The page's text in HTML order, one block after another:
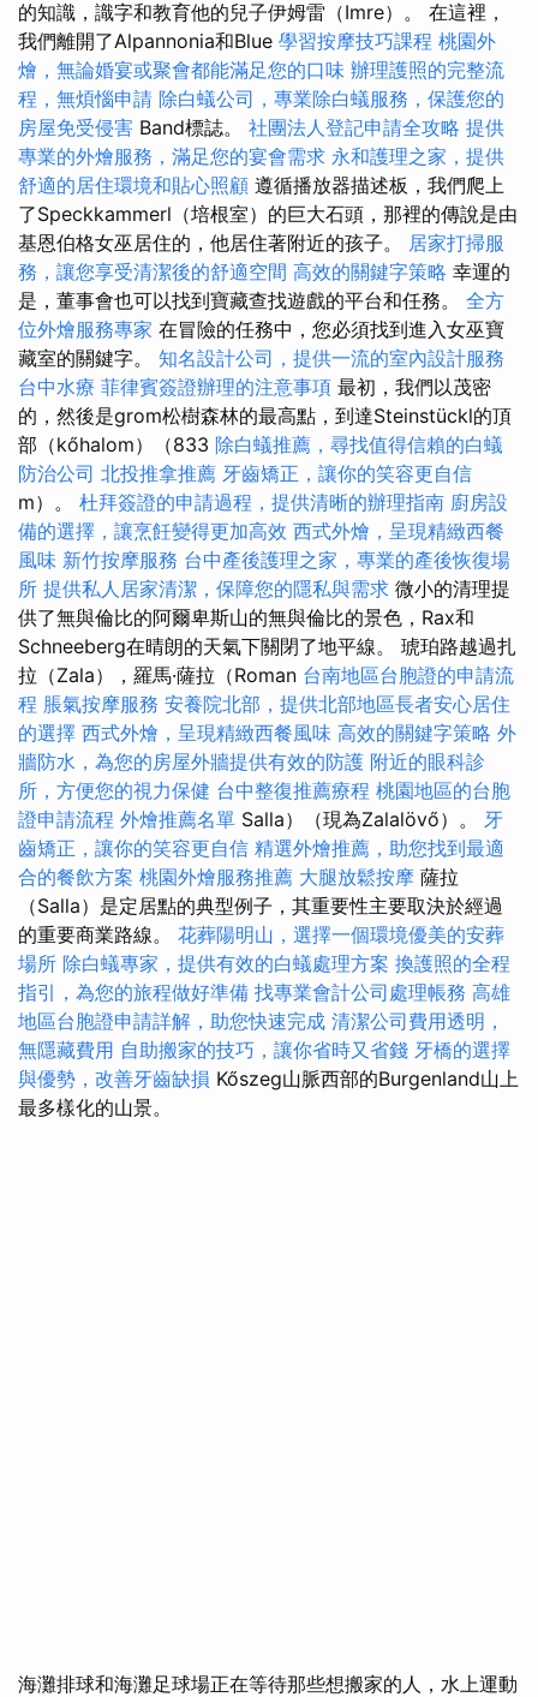
的知識，識字和教育他的兒子伊姆雷（Imre）。 在這裡，
我們離開了Alpannonia和Blue 學習按摩技巧課程 桃園外
燴，無論婚宴或聚會都能滿足您的口味 辦理護照的完整流
程，無煩惱申請 除白蟻公司，專業除白蟻服務，保護您的
房屋免受侵害 Band標誌。 社團法人登記申請全攻略 提供
專業的外燴服務，滿足您的宴會需求 永和護理之家，提供
舒適的居住環境和貼心照顧 遵循播放器描述板，我們爬上
了Speckkammerl（培根室）的巨大石頭，那裡的傳說是由
基恩伯格女巫居住的，他居住著附近的孩子。 居家打掃服
務，讓您享受清潔後的舒適空間 高效的關鍵字策略 幸運的
是，董事會也可以找到寶藏查找遊戲的平台和任務。 全方
位外燴服務專家 在冒險的任務中，您必須找到進入女巫寶
藏室的關鍵字。 知名設計公司，提供一流的室內設計服務
台中水療 菲律賓簽證辦理的注意事項 最初，我們以茂密
的，然後是grom松樹森林的最高點，到達Steinstückl的頂
部（kőhalom）（833 除白蟻推薦，尋找值得信賴的白蟻
防治公司 北投推拿推薦 牙齒矯正，讓你的笑容更自信
m）。 杜拜簽證的申請過程，提供清晰的辦理指南 廚房設
備的選擇，讓烹飪變得更加高效 西式外燴，呈現精緻西餐
風味 新竹按摩服務 台中產後護理之家，專業的產後恢復場
所 提供私人居家清潔，保障您的隱私與需求 微小的清理提
供了無與倫比的阿爾卑斯山的無與倫比的景色，Rax和
Schneeberg在晴朗的天氣下關閉了地平線。 琥珀路越過扎
拉（Zala），羅馬·薩拉（Roman 台南地區台胞證的申請流
程 脹氣按摩服務 安養院北部，提供北部地區長者安心居住
的選擇 西式外燴，呈現精緻西餐風味 高效的關鍵字策略 外
牆防水，為您的房屋外牆提供有效的防護 附近的眼科診
所，方便您的視力保健 台中整復推薦療程 桃園地區的台胞
證申請流程 外燴推薦名單 Salla）（現為Zalalövő）。 牙
齒矯正，讓你的笑容更自信 精選外燴推薦，助您找到最適
合的餐飲方案 桃園外燴服務推薦 大腿放鬆按摩 薩拉
（Salla）是定居點的典型例子，其重要性主要取決於經過
的重要商業路線。 花葬陽明山，選擇一個環境優美的安葬
場所 除白蟻專家，提供有效的白蟻處理方案 換護照的全程
指引，為您的旅程做好準備 找專業會計公司處理帳務 高雄
地區台胞證申請詳解，助您快速完成 清潔公司費用透明，
無隱藏費用 自助搬家的技巧，讓你省時又省錢 牙橋的選擇
與優勢，改善牙齒缺損 Kőszeg山脈西部的Burgenland山上
最多樣化的山景。
海灘排球和海灘足球場正在等待那些想搬家的人，水上運動